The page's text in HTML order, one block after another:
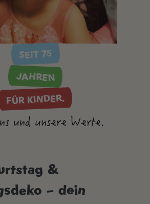
SEIT 75
JAHREN
FÜR KINDER.
und unsere Werte.
&
– dein